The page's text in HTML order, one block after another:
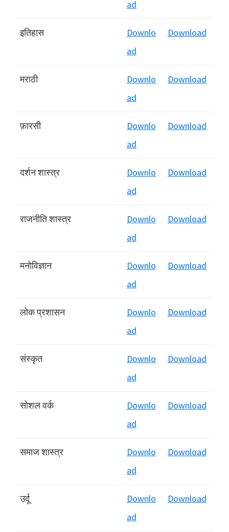
ad
इतिहास
Downlo
ad
Download
मराठी
Downlo
ad
Download
फ़ारसी
Downlo
ad
Download
दर्शन शास्‍त्र
Downlo
ad
Download
राजनीति शास्‍त्र
Downlo
ad
Download
मनोविज्ञान
Downlo
ad
Download
लोक प्रशासन
Downlo
ad
Download
संस्कृत
Downlo
ad
Download
सोशल वर्क
Downlo
ad
Download
समाज शास्त्र
Downlo
ad
Download
उर्दू
Downlo
ad
Download